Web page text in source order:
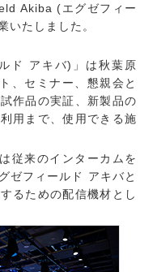
Akiba (エグゼフィー
いたしました。
ド アキバ)」は秋葉原
、セミナー、懇親会と
作品の実証、新製品の
用まで、使用できる施
従来のインターカムを
ゼフィールド アキバと
るための配信機材とし